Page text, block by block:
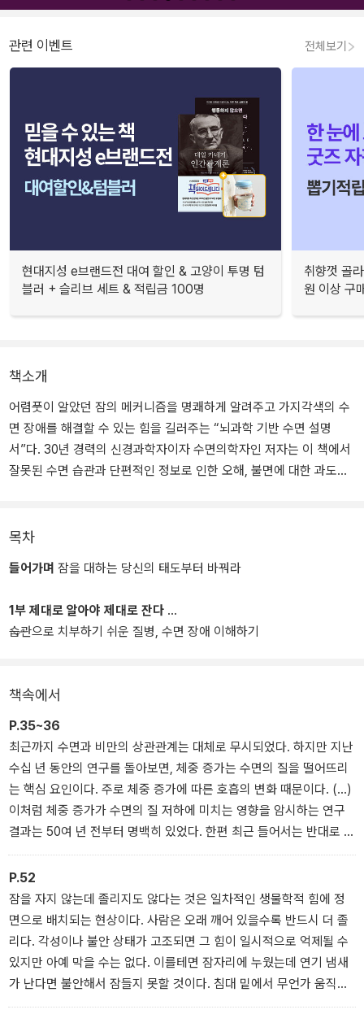
관련 이벤트 전체보기
현대지성 e브랜드전 대여 할인 & 고양이 투명 텀
블러 + 슬리브 세트 & 적립금 100명
취향껏 골
원 이상 구
책소개
어렴풋이 알았던 잠의 메커니즘을 명쾌하게 알려주고 가지각색의 수
면 장애를 해결할 수 있는 힘을 길러주는 “뇌과학 기반 수면 설명
서”다. 30년 경력의 신경과학자이자 수면의학자인 저자는 이 책에서
잘못된 수면 습관과 단편적인 정보로 인한 오해, 불면에 대한 과도한
면 문제를 정확히 파악하고 생활 습관을 차근차근 고쳐야 하는데, 대
용하는 등 무언가를 더하는 식의 일회적 대응에 그치기 때문이다. 다
행인 것은 수면은 배울 수 있는 기술이라는 사실이다.
맡으며, 수면 습관을 개선해 최상의 성과를 이끌어낸 저자의 경험과
진료실에서 마주한 수많은 임상 사례가 그것을 증명한다. 쉽고 유머
러스한 비유로 신경과학 지식을 전달하고 다양한 연구 결과를 소개하
는 이 책의 해법을 따라가보라. 진료실에서는 미처 듣지 못했던 구체
적인 설명과 가장 현실적인 조언을 얻을 수 있을 것이다.
목차
들어가며 잠을 대하는 당신의 태도부터 바꿔라
1부 제대로 알아야 제대로 잔다
습관으로 치부하기 쉬운 질병, 수면 장애 이해하기
책속에서
P.35~36
최근까지 수면과 비만의 상관관계는 대체로 무시되었다. 하지만 지난
수십 년 동안의 연구를 돌아보면, 체중 증가는 수면의 질을 떨어뜨리
는 핵심 요인이다. 주로 체중 증가에 따른 호흡의 변화 때문이다. (…)
이처럼 체중 증가가 수면의 질 저하에 미치는 영향을 암시하는 연구
결과는 50여 년 전부터 명백히 있었다. 한편 최근 들어서는 반대로 수
면의 질 저하가 직접적으로 체중 증가에 영향을 미친다는 연구 결과
도 나오고 있다.
_ 1장 잠은 만병통치약이다
P.52
잠을 자지 않는데 졸리지도 않다는 것은 일차적인 생물학적 힘에 정
면으로 배치되는 현상이다. 사람은 오래 깨어 있을수록 반드시 더 졸
리다. 각성이나 불안 상태가 고조되면 그 힘이 일시적으로 억제될 수
있지만 아예 막을 수는 없다. 이를테면 잠자리에 누웠는데 연기 냄새
가 난다면 불안해서 잠들지 못할 것이다. 침대 밑에서 무언가 움직이
는 소리가 들려서 잠을 못 이룰 수도 있다. 또한 잠에 들지 못할 것 같